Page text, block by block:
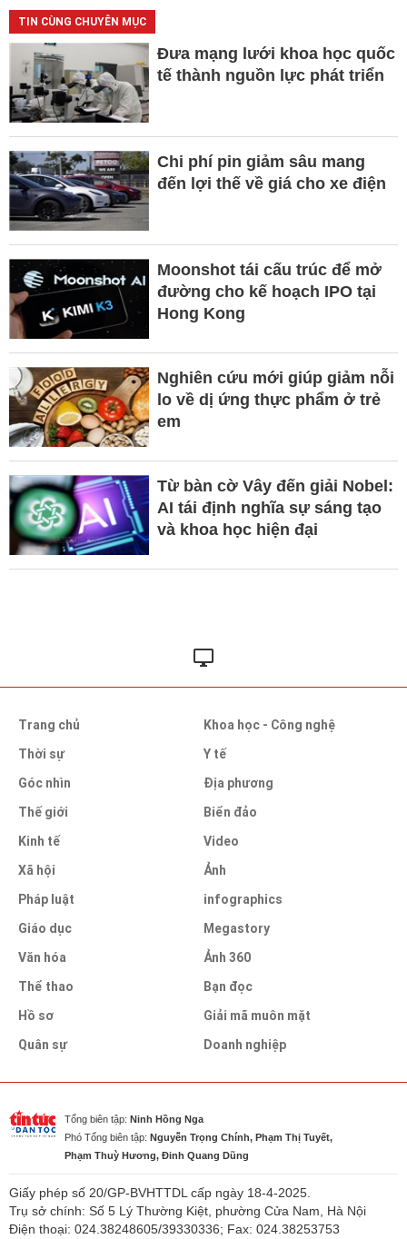
TIN CÙNG CHUYÊN MỤC
Đưa mạng lưới khoa học quốc
tế thành nguồn lực phát triển
Chi phí pin giảm sâu mang
đến lợi thế về giá cho xe điện
Moonshot tái cấu trúc để mở
đường cho kế hoạch IPO tại
Hong Kong
Nghiên cứu mới giúp giảm nỗi
lo về dị ứng thực phẩm ở trẻ
em
Từ bàn cờ Vây đến giải Nobel:
AI tái định nghĩa sự sáng tạo
và khoa học hiện đại
Trang chủ
Thời sự
Góc nhìn
Thế giới
Kinh tế
Xã hội
Pháp luật
Giáo dục
Văn hóa
Thể thao
Hồ sơ
Quân sự
Khoa học - Công nghệ
Y tế
Địa phương
Biển đảo
Video
Ảnh
infographics
Megastory
Ảnh 360
Bạn đọc
Giải mã muôn mặt
Doanh nghiệp
Tổng biên tập: Ninh Hồng Nga
Phó Tổng biên tập: Nguyễn Trọng Chính, Phạm Thị Tuyết,
Phạm Thuỳ Hương, Đinh Quang Dũng
Giấy phép số 20/GP-BVHTTDL cấp ngày 18-4-2025.
Trụ sở chính: Số 5 Lý Thường Kiệt, phường Cửa Nam, Hà Nội
Điện thoại: 024.38248605/39330336; Fax: 024.38253753